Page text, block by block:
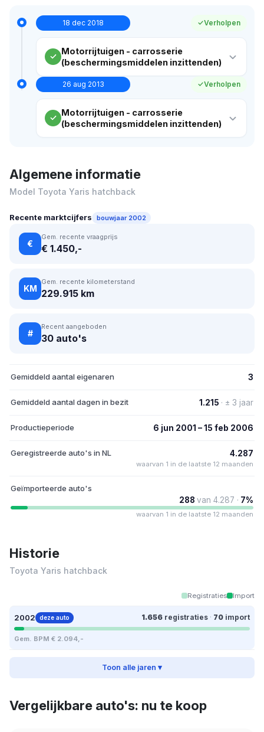
18 dec 2018 Verholpen
Motorrijtuigen - carrosserie
(beschermingsmiddelen inzittenden)
26 aug 2013 Verholpen
Motorrijtuigen - carrosserie
(beschermingsmiddelen inzittenden)
Algemene informatie
Model Toyota Yaris hatchback
Recente marktcijfers bouwjaar 2002
€
Gem. recente vraagprijs
€ 1.450,-
KM
Gem. recente kilometerstand
229.915 km
#
Recent aangeboden
30 auto's
Gemiddeld aantal eigenaren 3
Gemiddeld aantal dagen in bezit 1.215 · ± 3 jaar
Productieperiode 6 jun 2001 – 15 feb 2006
Geregistreerde auto's in NL 4.287
waarvan 1 in de laatste 12 maanden
Geïmporteerde auto's
288 van 4.287 · 7%
waarvan 1 in de laatste 12 maanden
Historie
Toyota Yaris hatchback
Registraties Import
2002 deze auto 1.656 registraties · 70 import
Gem. BPM € 2.094,-
Toon alle jaren ▾
Vergelijkbare auto's: nu te koop